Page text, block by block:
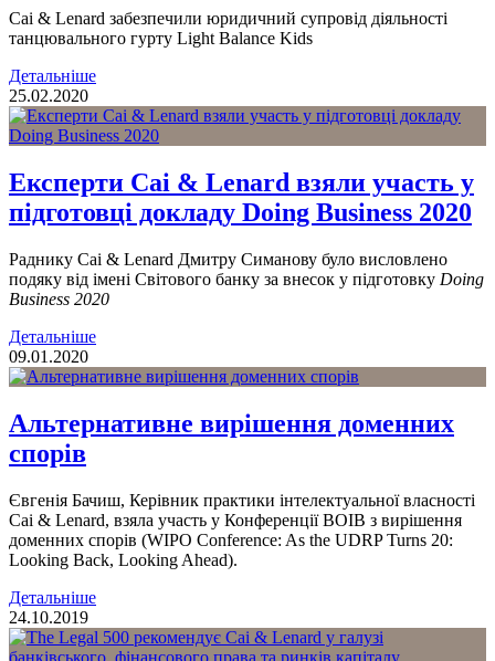
Cai & Lenard забезпечили юридичний супровід діяльності
танцювального гурту Light Balance Kids
Детальніше
25.02.2020
Експерти Cai & Lenard взяли участь у
підготовці докладу Doing Business 2020
Раднику Cai & Lenard Дмитру Симанову було висловлено
подяку від імені Світового банку за внесок у підготовку Doing
Business 2020
Детальніше
09.01.2020
Альтернативне вирішення доменних
спорів
Євгенія Бачиш, Керівник практики інтелектуальної власності
Cai & Lenard, взяла участь у Конференції ВОІВ з вирішення
доменних спорів (WIPO Conference: As the UDRP Turns 20:
Looking Back, Looking Ahead).
Детальніше
24.10.2019